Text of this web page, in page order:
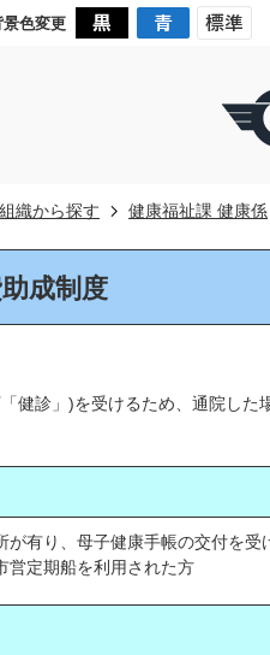
景色変更
組織から探す 健康福祉課 健康係
成制度
健診」)を受けるため、通院した
が有り、母子健康手帳の交付を受
営定期船を利用された方